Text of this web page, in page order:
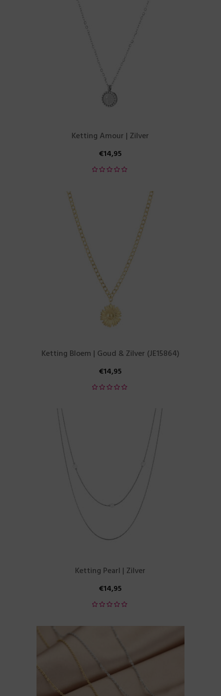
Ketting Amour | Zilver
€14,95
Ketting Bloem | Goud & Zilver (JE15864)
€14,95
Ketting Pearl | Zilver
€14,95